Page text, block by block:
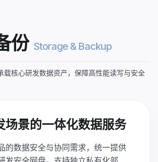
份 Storage & Backup
载核心研发数据资产，保障高性能读写与安全
场景的一体化数据服务
的数据安全与协同需求，统一提供